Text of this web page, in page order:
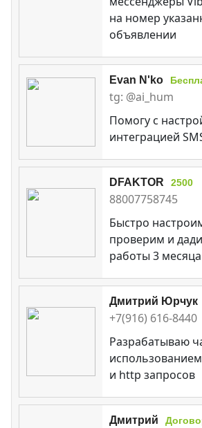
на номер
объявлении
Evan N'ko
tg: @ai_hum
Помогу с
интеграцией
DFAKTOR 2500
88007758745
Быстро
проверим и
работы 3
Дмитрий Юрчук
+7(916) 616-8440
Разрабатываю
и http запросов
Дмитрий